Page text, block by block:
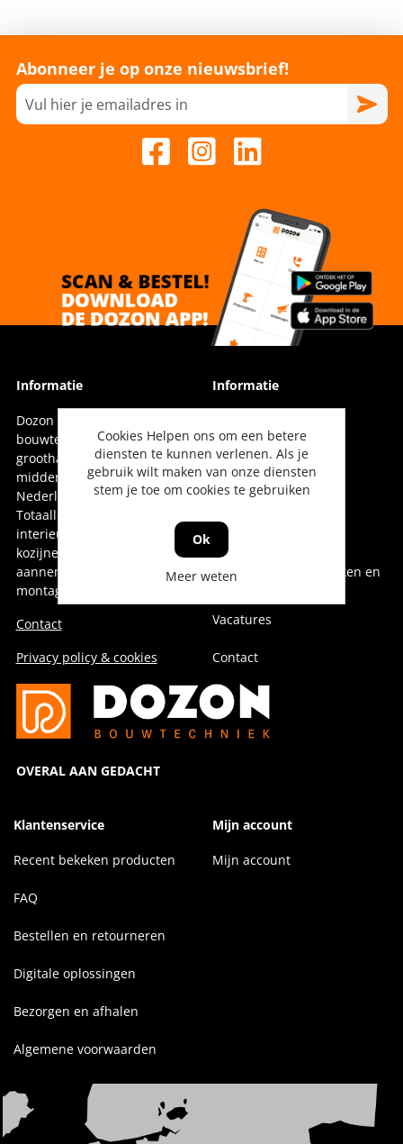
Abonneer je op onze nieuwsbrief!
Informatie
Dozon Bouwtechniek is dé
bouwtechnische
groothandel voor oost-,
midden- en noord-
Nederland.
Totaalleverancier voor de
interieurbouw,
kozijnenindustrie,
aannemerij en installatie &
montage.
Contact
Privacy policy & cookies
OVERAL AAN GEDACHT
Informatie
Onze collega's
Over Dozon
Geschiedenis
Duurzaam doen, denken en
leveren
Vacatures
Contact
Klantenservice
Recent bekeken producten
FAQ
Bestellen en retourneren
Digitale oplossingen
Bezorgen en afhalen
Algemene voorwaarden
Mijn account
Mijn account
Cookies Helpen ons om een betere
diensten te kunnen verlenen. Als je
gebruik wilt maken van onze diensten
stem je toe om cookies te gebruiken
Ok
Meer weten